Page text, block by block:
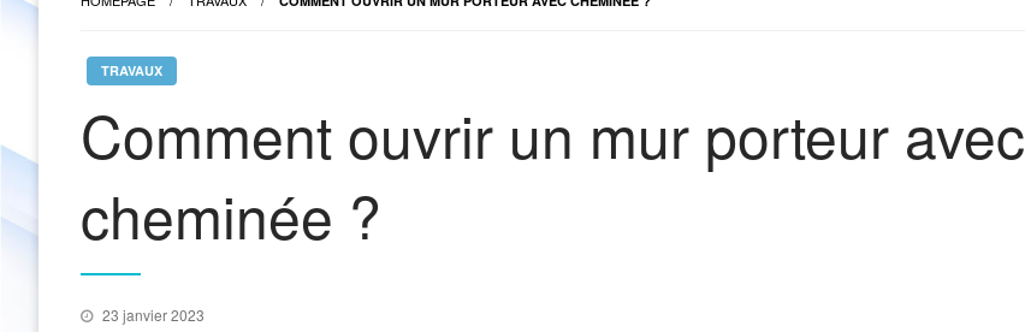
TRAVAUX
Comment ouvrir un mur porteur avec
cheminée ?
Posted
23 janvier 2023